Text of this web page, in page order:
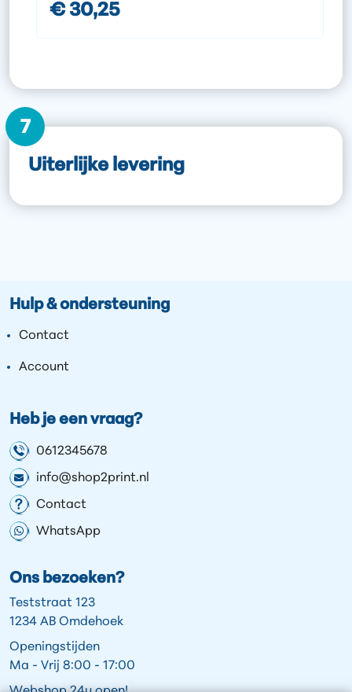
€ 30,25
7
Uiterlijke levering
Hulp & ondersteuning
Contact
Account
Heb je een vraag?
0612345678
info@shop2print.nl
Contact
WhatsApp
Ons bezoeken?
Teststraat 123
1234 AB Omdehoek
Openingstijden
Ma - Vrij 8:00 - 17:00